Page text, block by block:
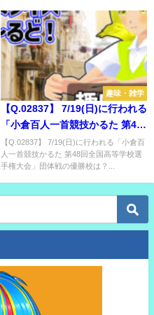
趣味・雑学
【Q.02837】 7/19(日)に行われる
「小倉百人一首競技かるた 第48
回全国高等学校選手権大会」団
体戦の優勝校は？
【Q.02837】 7/19(日)に行われる「小倉百
人一首競技かるた 第48回全国高等学校選
手権大会」団体戦の優勝校は？...